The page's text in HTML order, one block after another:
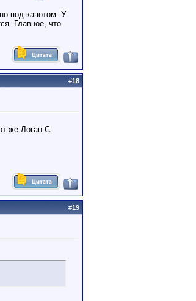
под капотом. У
Главное, что
#18
же Логан.С
#19